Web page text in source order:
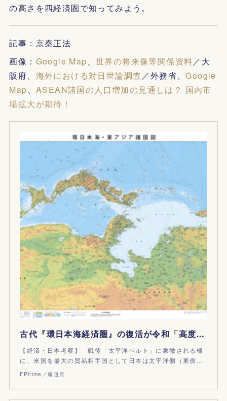
の高さを四経済圏で知ってみよう。
記事：京秦正法
画像： Google Map 世界の将来像等関係資料 ／大
阪府、 海外における対日世論調査 ／外務省、Google
Map
ASEAN諸国の人口増加の見通しは？ 国内市
場拡大が期待！
古代『環日本海経済圏』の復活が令和「高度経済成長」の片翼
【経済・日本考察】 戦後「太平洋ベルト」に象徴される様
に、米国を最大の貿易相手国として日本は太平洋側（東側…
FPhime／報道府